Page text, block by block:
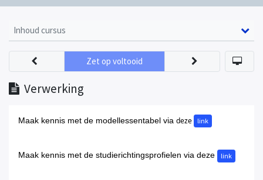
Inhoud cursus
Verwerking
Zet op voltooid
Maak kennis met de modellessentabel via deze link
Maak kennis met de studierichtingsprofielen via deze link